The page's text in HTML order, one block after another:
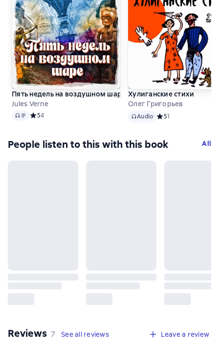
Пять недель на воздушном шаре
Jules Verne
Audio Средний рейтинг 5 на основе 4 оценок
54
Хулиганские стихи
Олег Григорьев
AudioAudio Средний рейтинг 5
51
People listen to this with this book All
Reviews 7 reviews
7 See all reviews Leave a review